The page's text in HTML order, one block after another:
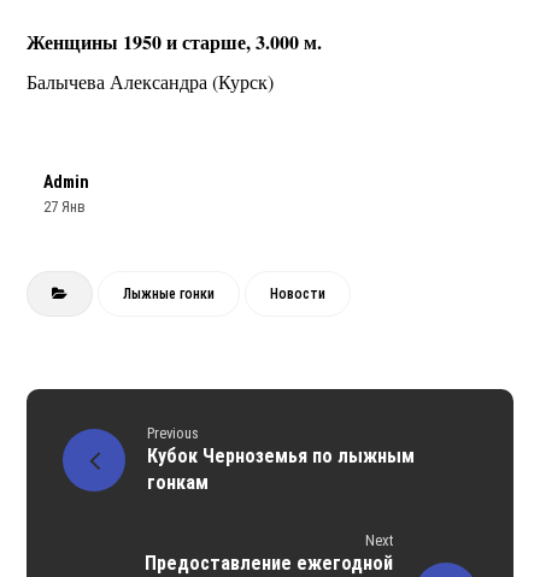
Женщины 1950 и старше, 3.000 м.
Балычева Александра (Курск)
Admin
27 Янв
Лыжные гонки Новости
Previous
Кубок Черноземья по лыжным
гонкам
Next
Предоставление ежегодной